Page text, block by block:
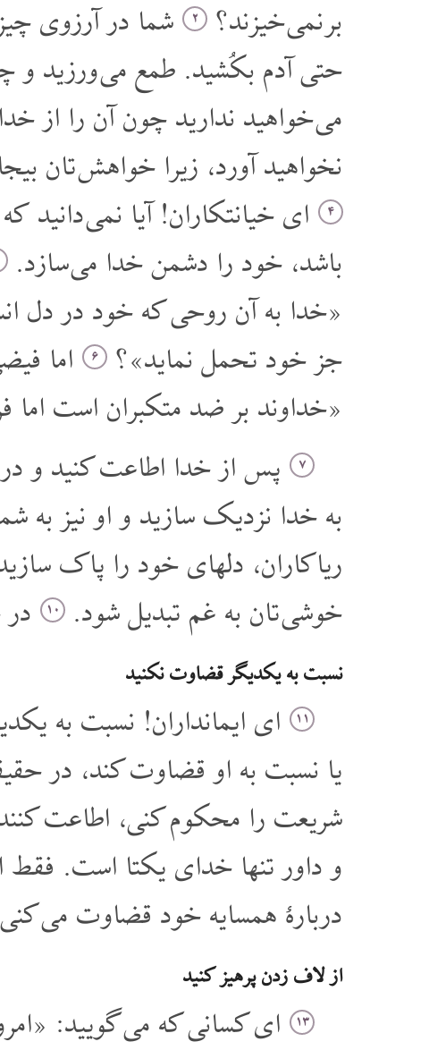
بر نمی خیزند؟
۲
شما در آرزوی
حتی آدم بکُشید. طمع می ورزید و
می خواهید ندارید چون آن را از
نخواهید آورد، زیرا خواهش تان
۴
ای خیانتکاران! آیا نمی
باشد، خود را دشمن خدا می سازد.
«خدا به آن روحی که خود در دل
جز خود تحمل نماید»؟
۶
اما
«خداوند بر ضد متکبران است اما
۷ پس از خدا اطاعت کنید و
به خدا نزدیک سازید و او نیز به
ریاکاران، دلهای خود را پاک
خوشی تان به غم تبدیل شود.
۱۰
نسبت به یکدیگر قضاوت نکنید
۱۱
ای ایمانداران! نسبت به
یا نسبت به او قضاوت کند، در
شریعت را محکوم کنی، اطاعت
و داور تنها خدای یکتا است. فقط
دربارۀ همسایه خود قضاوت می
از لاف زدن پرهیز کنید
۱۳
ای کسانی که می گویید: